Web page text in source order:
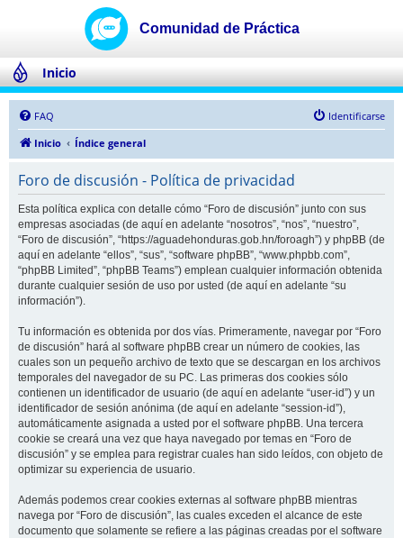
Inicio
FAQ
Identificarse
Inicio
Índice general
Foro de discusión - Política de privacidad
Esta política explica con detalle cómo “Foro de discusión” junto con sus
empresas asociadas (de aquí en adelante “nosotros”, “nos”, “nuestro”,
“Foro de discusión”, “https://aguadehonduras.gob.hn/foroagh”) y phpBB (de
aquí en adelante “ellos”, “sus”, “software phpBB”, “www.phpbb.com”,
“phpBB Limited”, “phpBB Teams”) emplean cualquier información obtenida
durante cualquier sesión de uso por usted (de aquí en adelante “su
información”).
Tu información es obtenida por dos vías. Primeramente, navegar por “Foro
de discusión” hará al software phpBB crear un número de cookies, las
cuales son un pequeño archivo de texto que se descargan en los archivos
temporales del navegador de su PC. Las primeras dos cookies sólo
contienen un identificador de usuario (de aquí en adelante “user-id”) y un
identificador de sesión anónima (de aquí en adelante “session-id”),
automáticamente asignada a usted por el software phpBB. Una tercera
cookie se creará una vez que haya navegado por temas en “Foro de
discusión” y se emplea para registrar cuales han sido leídos, con objeto de
optimizar su experiencia de usuario.
Además podemos crear cookies externas al software phpBB mientras
navega por “Foro de discusión”, las cuales exceden el alcance de este
documento que solamente se refiere a las páginas creadas por el software